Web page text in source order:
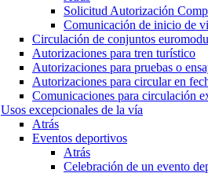
Solicitud Autorización
Comunicación de inicio de
Circulación de conjuntos
Autorizaciones para tren turístico
Autorizaciones para pruebas o
Autorizaciones para circular en
Comunicaciones para circulación
Usos excepcionales de la vía
Atrás
Eventos deportivos
Atrás
Celebración de un evento